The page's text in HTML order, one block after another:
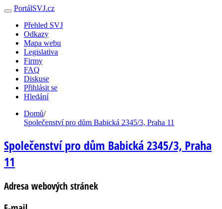
PortálSVJ.cz
Přehled SVJ
Odkazy
Mapa webu
Legislativa
Firmy
FAQ
Diskuse
Přihlásit se
Hledání
Domů/
Společenství pro dům Babická 2345/3, Praha 11
Společenství pro dům Babická 2345/3, Praha
11
Adresa webových stránek